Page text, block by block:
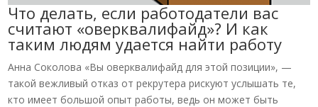
Что делать, если работодатели вас
считают «оверквалифайд»? И как
таким людям удается найти работу
Анна Соколова «Вы оверквалифайд для этой позиции», —
такой вежливый отказ от рекрутера рискуют услышать те,
кто имеет большой опыт работы, ведь он может быть